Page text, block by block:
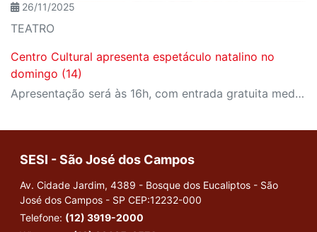
26/11/2025
TEATRO
Centro Cultural apresenta espetáculo natalino no
domingo (14)
Apresentação será às 16h, com entrada gratuita mediante reserva
SESI - São José dos Campos
Av. Cidade Jardim, 4389 - Bosque dos Eucaliptos - São
José dos Campos - SP CEP:12232-000
Telefone: (12) 3919-2000